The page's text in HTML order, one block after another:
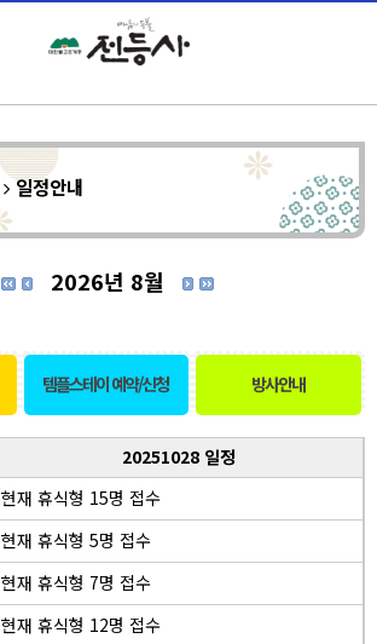
일정안내
2026년 8월
템플스테이 예약/신청 방사안내
20251028 일정
현재 휴식형 15명 접수
현재 휴식형 5명 접수
현재 휴식형 7명 접수
현재 휴식형 12명 접수